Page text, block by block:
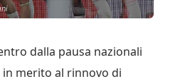
dalla pausa nazionali
merito al rinnovo di